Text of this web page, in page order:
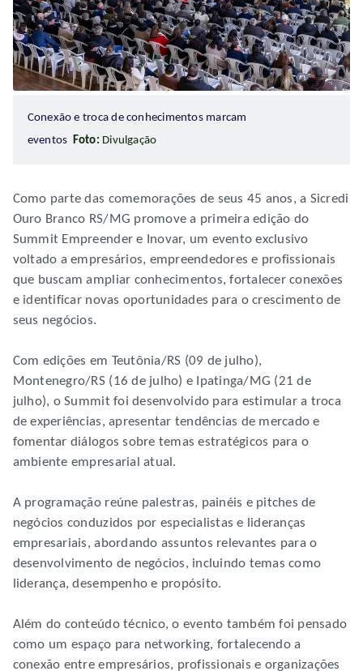
Conexão e troca de conhecimentos marcam
eventos Foto: Divulgação
Como parte das comemorações de seus 45 anos, a Sicredi
Ouro Branco RS/MG promove a primeira edição do
Summit Empreender e Inovar, um evento exclusivo
voltado a empresários, empreendedores e profissionais
que buscam ampliar conhecimentos, fortalecer conexões
e identificar novas oportunidades para o crescimento de
seus negócios.
Com edições em Teutônia/RS (09 de julho),
Montenegro/RS (16 de julho) e Ipatinga/MG (21 de
julho), o Summit foi desenvolvido para estimular a troca
de experiências, apresentar tendências de mercado e
fomentar diálogos sobre temas estratégicos para o
ambiente empresarial atual.
A programação reúne palestras, painéis e pitches de
negócios conduzidos por especialistas e lideranças
empresariais, abordando assuntos relevantes para o
desenvolvimento de negócios, incluindo temas como
liderança, desempenho e propósito.
Além do conteúdo técnico, o evento também foi pensado
como um espaço para networking, fortalecendo a
conexão entre empresários, profissionais e organizações